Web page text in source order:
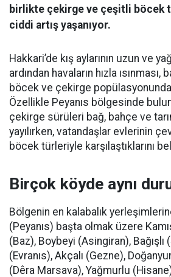
birlikte çekirge ve çeşitli böcek
ciddi artış yaşanıyor.
Hakkari’de kış aylarının uzun ve
ardından havaların hızla ısınması,
böcek ve çekirge
Özellikle Peyanıs bölgesinde
çekirge sürüleri bağ, bahçe ve
yayılırken, vatandaşlar evlerinin
böcek türleriyle karşılaştıklarını
Birçok köyde aynı
Bölgenin en kalabalık
(Peyanıs) başta olmak üzere
(Baz), Boybeyi (Asingiran), Bağışlı
(Evranıs), Akçalı (Gezne),
(Dêra Marsava), Yağmurlu